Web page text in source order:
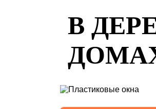
В